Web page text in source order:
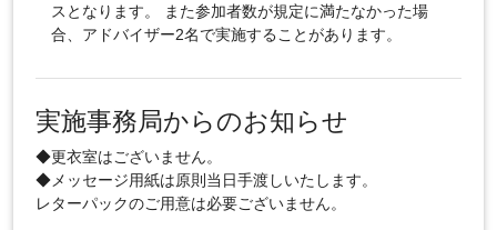
スとなります。 また参加者数が規定に満たなかった場
合、アドバイザー2名で実施することがあります。
実施事務局からのお知らせ
◆更衣室はございません。
◆メッセージ用紙は原則当日手渡しいたします。
レターパックのご用意は必要ございません。